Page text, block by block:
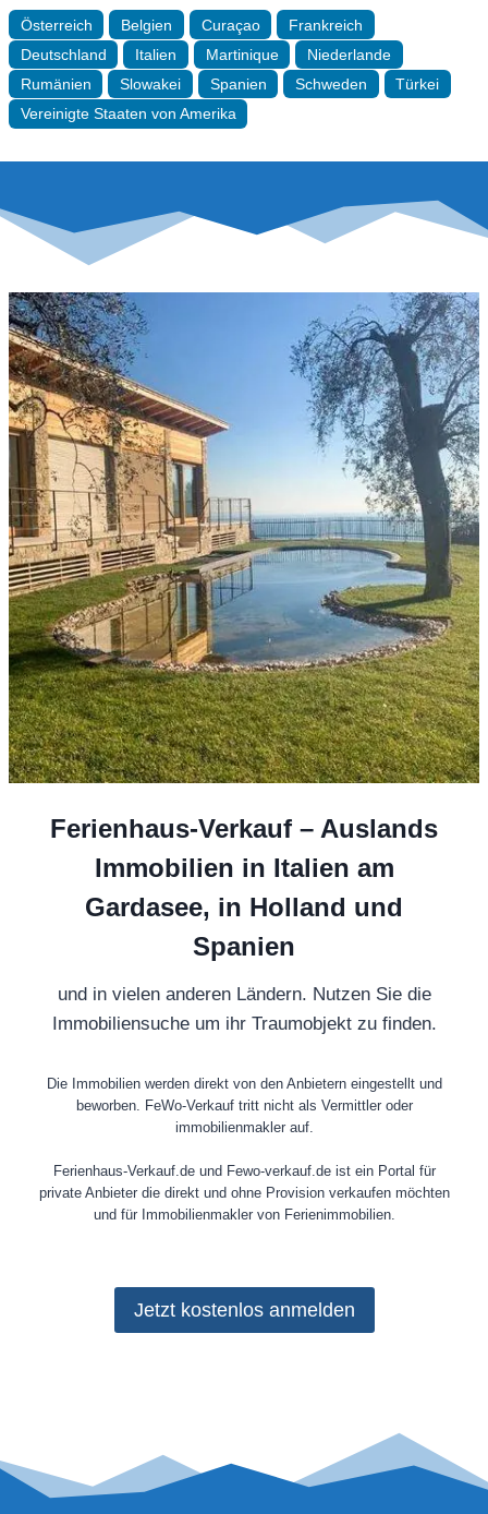
Österreich Belgien Curaçao
Frankreich
Deutschland
Italien Martinique
Niederlande
Rumänien
Slowakei Spanien Schweden
Türkei
Vereinigte Staaten von Amerika
Ferienhaus-Verkauf – Auslands
Immobilien in Italien am
Gardasee, in Holland und
Spanien
und in vielen anderen Ländern. Nutzen Sie die
Immobiliensuche um ihr Traumobjekt zu finden.
Die Immobilien werden direkt von den Anbietern eingestellt und
beworben. FeWo-Verkauf tritt nicht als Vermittler oder
immobilienmakler auf.
Ferienhaus-Verkauf.de und Fewo-verkauf.de ist ein Portal für
private Anbieter die direkt und ohne Provision verkaufen möchten
und für Immobilienmakler von Ferienimmobilien.
Jetzt kostenlos anmelden